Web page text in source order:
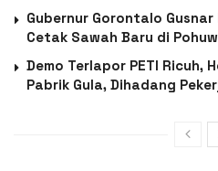
Gubernur Gorontalo
Cetak Sawah Baru di
Demo Terlapor PETI Ricuh,
Pabrik Gula, Dihadang